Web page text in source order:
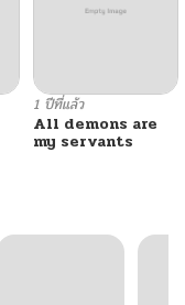
1 ปีที่แล้ว
All demons are
my servants